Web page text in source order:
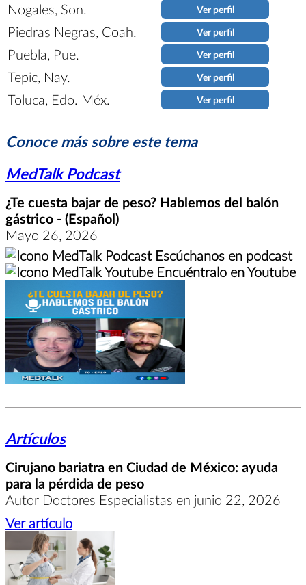
Nogales, Son. Ver perfil
Piedras Negras, Coah. Ver perfil
Puebla, Pue. Ver perfil
Tepic, Nay. Ver perfil
Toluca, Edo. Méx. Ver perfil
Conoce más sobre este tema
MedTalk Podcast
¿Te cuesta bajar de peso? Hablemos del balón
gástrico - (Español)
Mayo 26, 2026
Escúchanos en podcast
Encuéntralo en Youtube
Artículos
Cirujano bariatra en Ciudad de México: ayuda
para la pérdida de peso
Autor Doctores Especialistas en junio 22, 2026
Ver artículo